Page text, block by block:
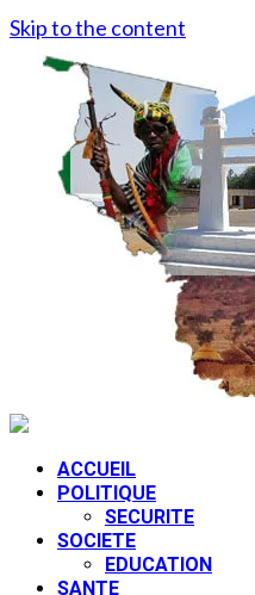
Skip to the content
ACCUEIL
POLITIQUE
SECURITE
SOCIETE
EDUCATION
SANTE